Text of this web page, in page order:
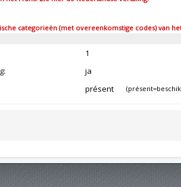
categorieën (met overeenkomstige codes) van
1
ja
présent